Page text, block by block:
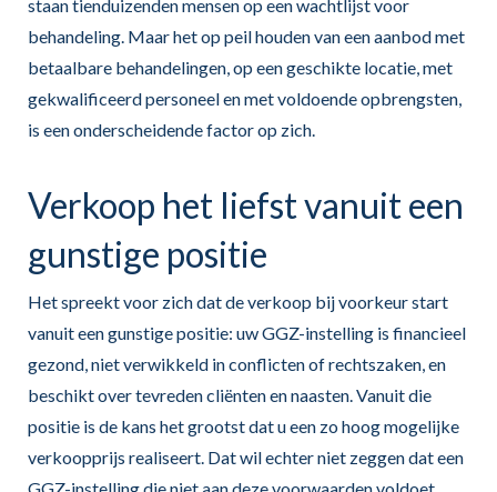
staan tienduizenden mensen op een wachtlijst voor
behandeling. Maar het op peil houden van een aanbod met
betaalbare behandelingen, op een geschikte locatie, met
gekwalificeerd personeel en met voldoende opbrengsten,
is een onderscheidende factor op zich.
Verkoop het liefst vanuit een
gunstige positie
Het spreekt voor zich dat de verkoop bij voorkeur start
vanuit een gunstige positie: uw GGZ-instelling is financieel
gezond, niet verwikkeld in conflicten of rechtszaken, en
beschikt over tevreden cliënten en naasten. Vanuit die
positie is de kans het grootst dat u een zo hoog mogelijke
verkoopprijs realiseert. Dat wil echter niet zeggen dat een